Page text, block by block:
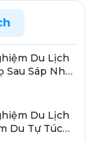
Du Lịch
Sau Sáp Nhập
Du Lịch
Du Tự Túc